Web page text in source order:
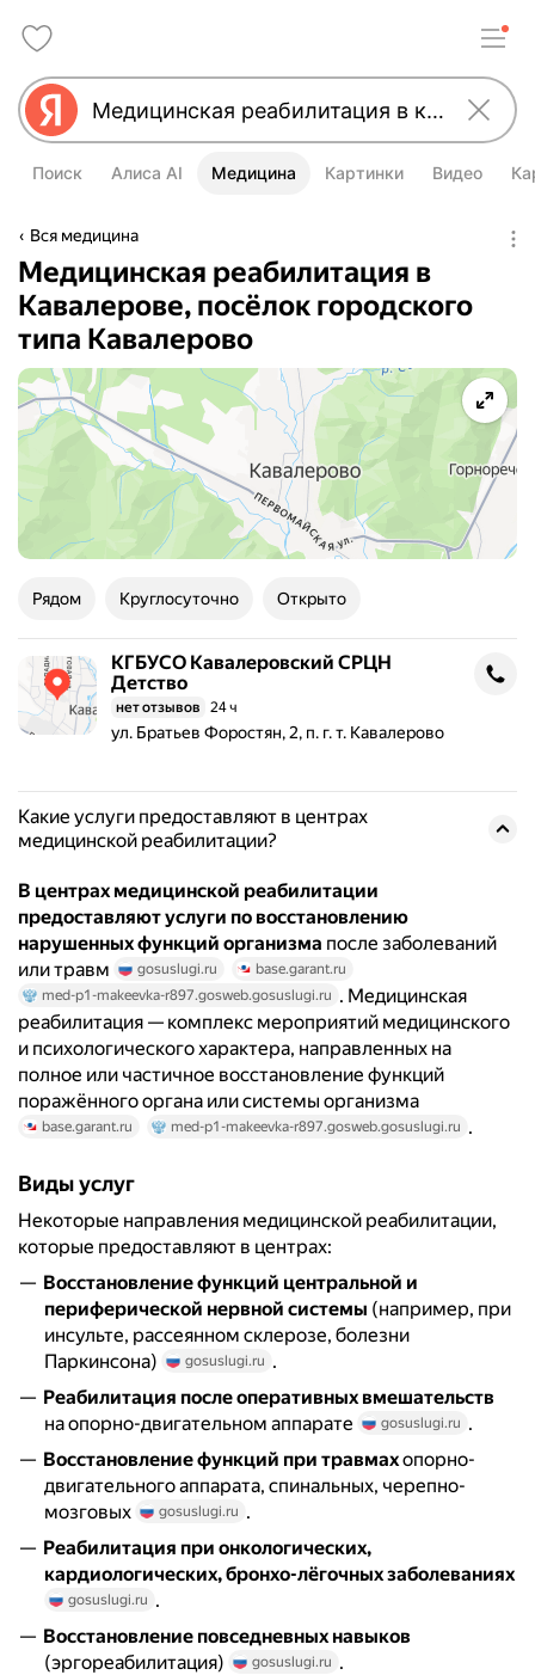
Поиск Алиса AI Медицина Картинки Видео
Вся медицина
Медицинская реабилитация в
Кавалерове, посёлок городского
типа Кавалерово
Рядом Круглосуточно Открыто
КГБУСО Кавалеровский СРЦН Детство
КГБУСО Кавалеровский СРЦН
Детство
нет отзывов 24 ч
Адрес: ул. Братьев Форостян, 2, п. г. т. Кавалерово .
ул. Братьев Форостян, 2, п. г. т. Кавалерово
Какие услуги предоставляют в центрах
медицинской реабилитации?
В центрах медицинской реабилитации
предоставляют услуги по восстановлению
нарушенных функций организма после заболеваний
или травм
gosuslugi.ru
base.garant.ru
med-p1-makeevka-r897.gosweb.gosuslugi.ru . Медицинская
реабилитация — комплекс мероприятий медицинского
и психологического характера, направленных на
полное или частичное восстановление функций
поражённого органа или системы организма
base.garant.ru med-p1-makeevka-r897.gosweb.gosuslugi.ru .
Виды услуг
Некоторые направления медицинской реабилитации,
которые предоставляют в центрах:
Восстановление функций центральной и
периферической нервной системы (например, при
инсульте, рассеянном склерозе, болезни
Паркинсона)
gosuslugi.ru .
Реабилитация после оперативных вмешательств
на опорно-двигательном аппарате
gosuslugi.ru .
Восстановление функций при травмахопорно-
двигательного аппарата, спинальных, черепно-
мозговых
gosuslugi.ru .
Реабилитация при онкологических,
кардиологических, бронхо-лёгочных заболеваниях
gosuslugi.ru .
Восстановление повседневных навыков
(эргореабилитация)
gosuslugi.ru .